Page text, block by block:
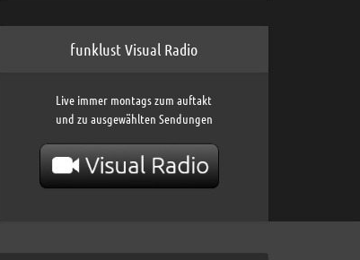
funklust Visual Radio
Live immer montags zum auftakt
und zu ausgewählten Sendungen